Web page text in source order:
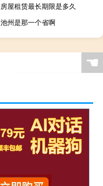
房屋租赁最长期限是多久
池州是那一个省啊
☚